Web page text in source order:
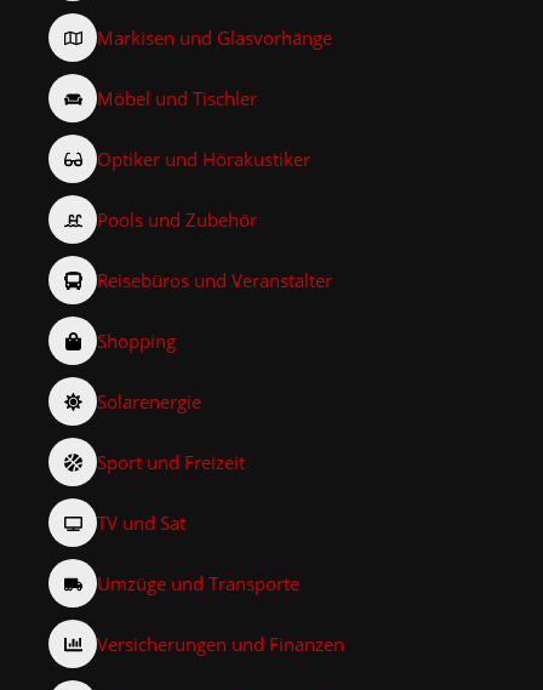
Markisen und Glasvorhänge
Möbel und Tischler
Optiker und Hörakustiker
Pools und Zubehör
Reisebüros und Veranstalter
Shopping
Solarenergie
Sport und Freizeit
TV und Sat
Umzüge und Transporte
Versicherungen und Finanzen